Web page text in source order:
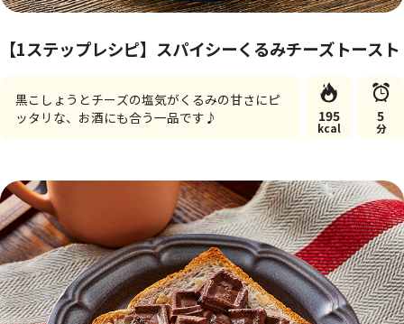
【1ステップレシピ】スパイシーくるみチーズトースト
黒こしょうとチーズの塩気がくるみの甘さにピ
ッタリな、お酒にも合う一品です♪
195
kcal
5
分